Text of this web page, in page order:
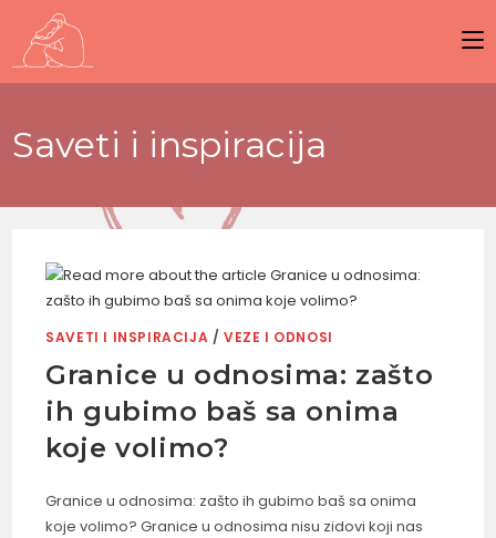
Saveti i inspiracija
SAVETI I INSPIRACIJA /VEZE I ODNOSI
Granice u odnosima: zašto
ih gubimo baš sa onima
koje volimo?
Granice u odnosima: zašto ih gubimo baš sa onima
koje volimo? Granice u odnosima nisu zidovi koji nas